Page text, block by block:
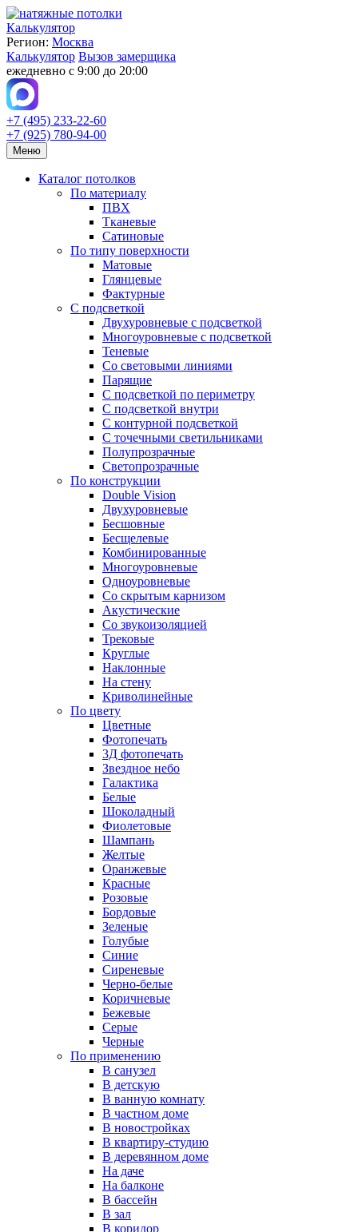
Калькулятор
Регион: Москва
Калькулятор Вызов замерщика
ежедневно с 9:00 до 20:00
+7 (495) 233-22-60
+7 (925) 780-94-00
Меню
Каталог потолков
По материалу
ПВХ
Тканевые
Сатиновые
По типу поверхности
Матовые
Глянцевые
Фактурные
С подсветкой
Двухуровневые с подсветкой
Многоуровневые с подсветкой
Теневые
Со световыми линиями
Парящие
С подсветкой по периметру
С подсветкой внутри
С контурной подсветкой
С точечными светильниками
Полупрозрачные
Светопрозрачные
По конструкции
Double Vision
Двухуровневые
Бесшовные
Бесщелевые
Комбинированные
Многоуровневые
Одноуровневые
Со скрытым карнизом
Акустические
Со звукоизоляцией
Трековые
Круглые
Наклонные
На стену
Криволинейные
По цвету
Цветные
Фотопечать
3Д фотопечать
Звездное небо
Галактика
Белые
Шоколадный
Фиолетовые
Шампань
Желтые
Оранжевые
Красные
Розовые
Бордовые
Зеленые
Голубые
Синие
Сиреневые
Черно-белые
Коричневые
Бежевые
Серые
Черные
По применению
В санузел
В детскую
В ванную комнату
В частном доме
В новостройках
В квартиру-студию
В деревянном доме
На даче
На балконе
В бассейн
В зал
В коридор